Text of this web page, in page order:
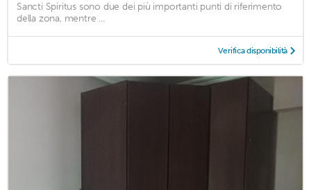
Sancti Spiritus sono due dei più importanti punti di riferimento
della zona, mentre ...
Verifica disponibilità